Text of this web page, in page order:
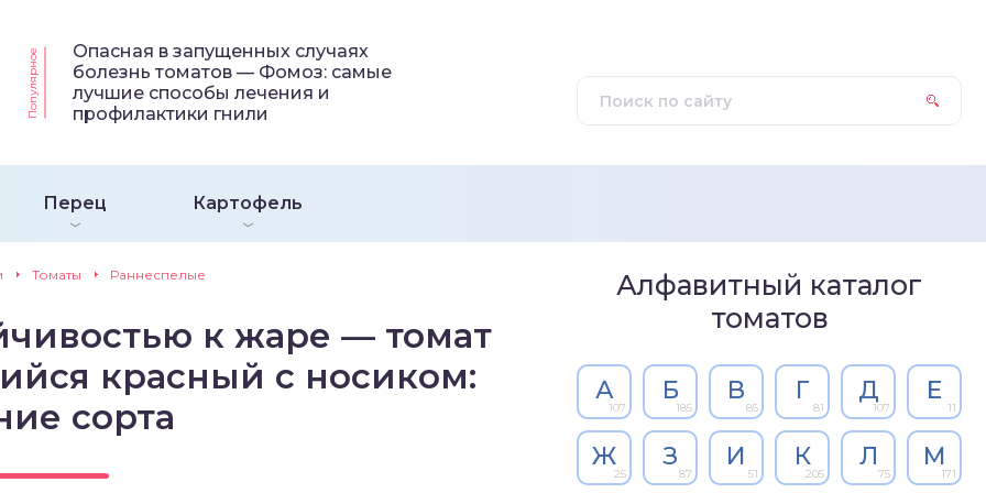
Популярное
Опасная в запущенных случаях
болезнь томатов — Фомоз: самые
лучшие способы лечения и
профилактики гнили
Перец Картофель
Томаты Раннеспелые
к жаре — томат
красный с носиком:
сорта
Алфавитный каталог
томатов
А
107
Б
185
В
85
Г
81
Д
107
Е
11
Ж
25
З
87
И
51
К
205
Л
75
М
171